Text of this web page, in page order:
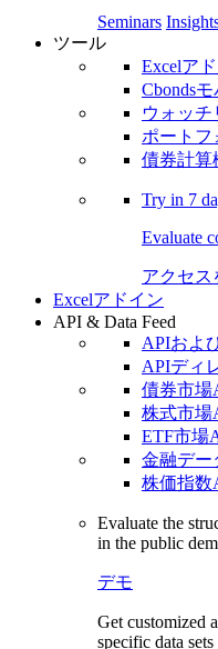
Seminars
ツール
Excelア
Cbonds
ウォッチ
ポートフ
債券計算
Try in 7
Evaluate
アクセス
Excelアドイン
API & Data Feed
APIおよ
APIディ
債券市場
株式市場
ETF市場
金融デー
株価指数
Evaluate the
in the public
デモ
Get customized
specific data sets